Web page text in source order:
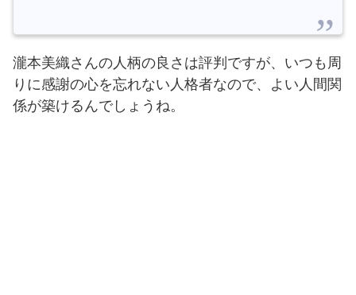
瀧本美織さんの人柄の良さは評判ですが、いつも周
りに感謝の心を忘れない人格者なので、よい人間関
係が築けるんでしょうね。